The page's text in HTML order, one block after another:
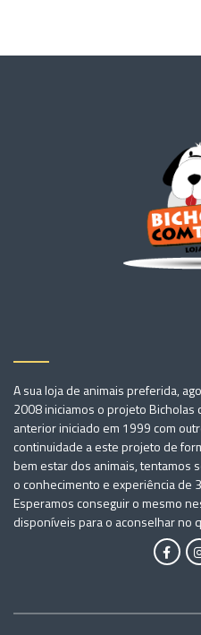
A sua loja de animais preferida,
2008 iniciamos o projeto Bicholas
anterior iniciado em 1999 com
continuidade a este projeto de
bem estar dos animais, tentamos
o conhecimento e experiência de
Esperamos conseguir o mesmo
disponíveis para o aconselhar no